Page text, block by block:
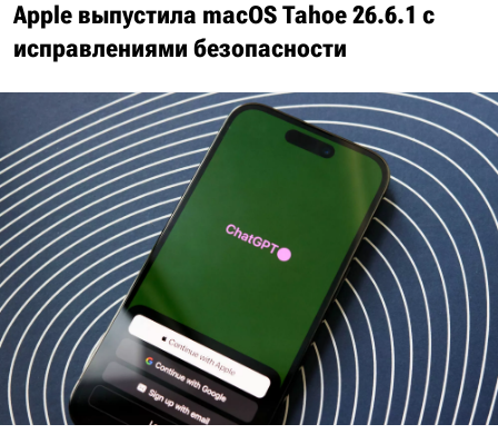
Apple выпустила macOS Tahoe 26.6.1 с
исправлениями безопасности